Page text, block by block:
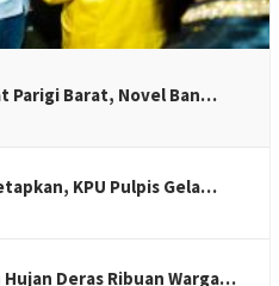
Parigi Barat, Novel Ban…
KPU Pulpis Gela…
Deras Ribuan Warga…